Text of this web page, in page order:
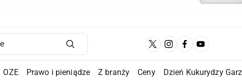
Main Navigation
OZE Prawo i pieniądze Z branży Ceny Dzień Kukurydzy